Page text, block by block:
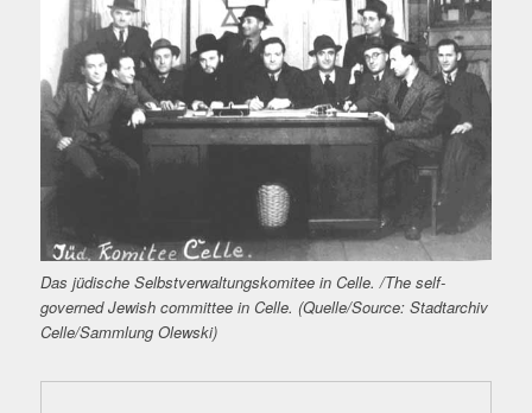
Das jüdische Selbstverwaltungskomitee in Celle. /The self-
governed Jewish committee in Celle. (Quelle/Source: Stadtarchiv
Celle/Sammlung Olewski)